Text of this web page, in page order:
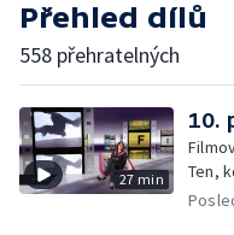
Přehled dílů
558 přehratelných
27 min
10.
Ten,